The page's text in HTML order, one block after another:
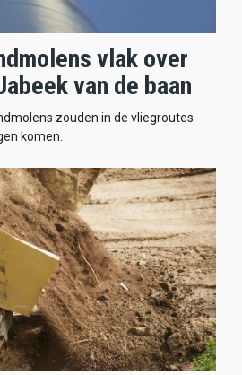
vlak over
van de baan
zouden in de vliegroutes
komen.